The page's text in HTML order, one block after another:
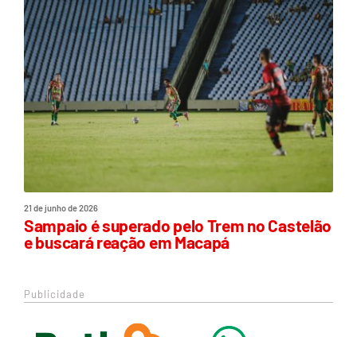
21 de junho de 2026
Sampaio é superado pelo Trem no Castelão
e buscará reação em Macapá
Publicidade